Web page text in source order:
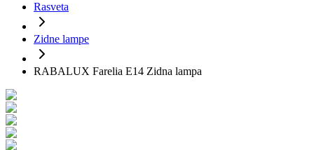
Rasveta
Zidne lampe
RABALUX Farelia E14 Zidna lampa